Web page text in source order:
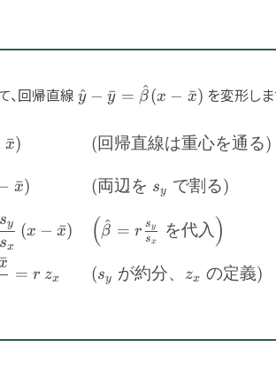
、回帰直線 \hat{y}-
\bar{y}=\hat{\beta}
y
^ − y
ˉ = β
^(x − x
ˉ) を変形しま
\begin{aligned}
x
ˉ)
x
ˉ)
sx
sy (x − x
ˉ)
ˉ
= r zx
(回帰直線は重心を通る)
(両辺を sy で割る)
(β
^ = r sx
sy を代入 )
(sy が約分、 zx の定義)